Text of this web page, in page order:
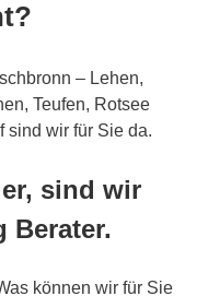
– Lehen,
Teufen, Rotsee
sind wir für Sie da.
sind wir
Berater.
können wir für Sie